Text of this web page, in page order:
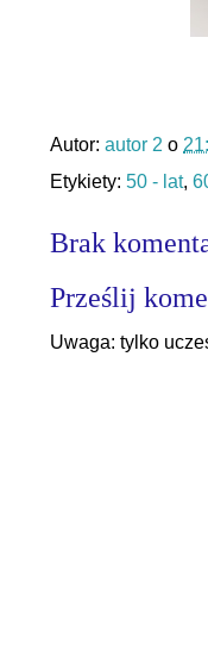
Autor: autor 2 o
Etykiety: 50 - lat,
Brak
Prześlij
Uwaga: tylko